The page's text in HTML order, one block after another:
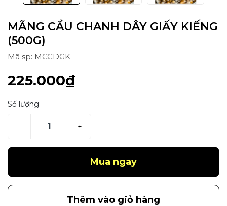
MÃNG CẦU CHANH DÂY GIẤY KIẾNG
(500G)
Mã sp: MCCDGK
225.000₫
Số lượng:
– +
Mua ngay
Thêm vào giỏ hàng